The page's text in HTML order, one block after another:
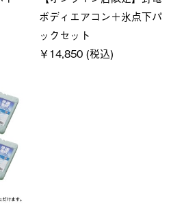
ボディエアコン＋氷点下パ
ックセット
￥14,850 (税込)